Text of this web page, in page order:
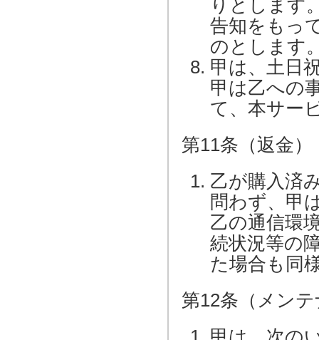
りとします
告知をもっ
のとします
甲は、土日
甲は乙への
て、本サー
第11条（返金）
乙が購入済
問わず、甲
乙の通信環
続状況等の
た場合も同
第12条（メン